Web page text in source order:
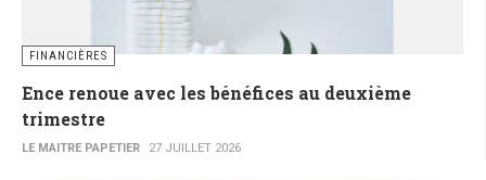
FINANCIÈRES
Ence renoue avec les bénéfices au deuxième
trimestre
LE MAITRE PAPETIER 27 JUILLET 2026